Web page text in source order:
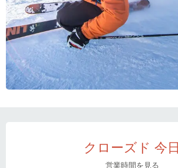
クローズド 今日
営業時間を見る